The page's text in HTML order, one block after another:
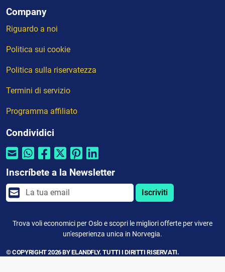
Company
Riguardo a noi
Politica sui cookie
Politica sulla riservatezza
Termini di servizio
Programma affiliato
Condividici
Inscríbete a la Newsletter
Iscriviti
Trova voli economici per Oslo e scopri le migliori offerte per vivere
un'esperienza unica in Norvegia.
© COPYRIGHT 2026 BY ELANDFLY. TUTTI I DIRITTI RISERVATI.